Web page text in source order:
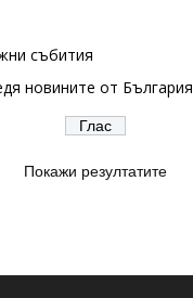
събития
новините от България
Покажи резултатите